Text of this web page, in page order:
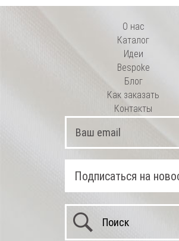
О нас
Каталог
Идеи
Bespoke
Блог
Как заказать
Контакты